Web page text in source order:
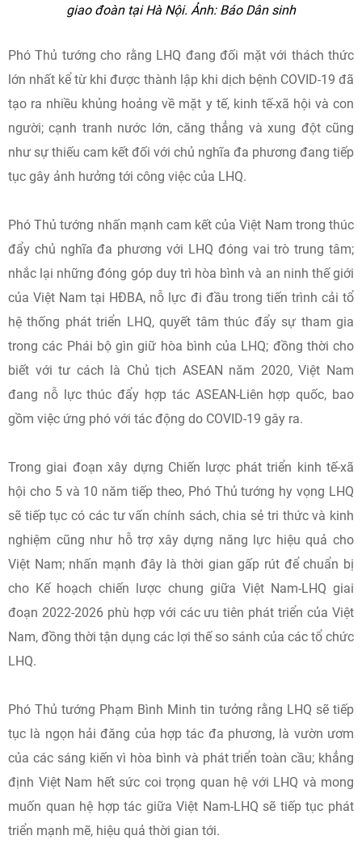
giao đoàn tại Hà Nội. Ảnh: Báo Dân sinh
Phó Thủ tướng cho rằng LHQ đang đối mặt với thách thức
lớn nhất kể từ khi được thành lập khi dịch bệnh COVID-19 đã
tạo ra nhiều khủng hoảng về mặt y tế, kinh tế-xã hội và con
người; cạnh tranh nước lớn, căng thẳng và xung đột cũng
như sự thiếu cam kết đối với chủ nghĩa đa phương đang tiếp
tục gây ảnh hưởng tới công việc của LHQ.
Phó Thủ tướng nhấn mạnh cam kết của Việt Nam trong thúc
đẩy chủ nghĩa đa phương với LHQ đóng vai trò trung tâm;
nhắc lại những đóng góp duy trì hòa bình và an ninh thế giới
của Việt Nam tại HĐBA, nỗ lực đi đầu trong tiến trình cải tổ
hệ thống phát triển LHQ, quyết tâm thúc đẩy sự tham gia
trong các Phái bộ gìn giữ hòa bình của LHQ; đồng thời cho
biết với tư cách là Chủ tịch ASEAN năm 2020, Việt Nam
đang nỗ lực thúc đẩy hợp tác ASEAN-Liên hợp quốc, bao
gồm việc ứng phó với tác động do COVID-19 gây ra.
Trong giai đoạn xây dựng Chiến lược phát triển kinh tế-xã
hội cho 5 và 10 năm tiếp theo, Phó Thủ tướng hy vọng LHQ
sẽ tiếp tục có các tư vấn chính sách, chia sẻ tri thức và kinh
nghiệm cũng như hỗ trợ xây dựng năng lực hiệu quả cho
Việt Nam; nhấn mạnh đây là thời gian gấp rút để chuẩn bị
cho Kế hoạch chiến lược chung giữa Việt Nam-LHQ giai
đoạn 2022-2026 phù hợp với các ưu tiên phát triển của Việt
Nam, đồng thời tận dụng các lợi thế so sánh của các tổ chức
LHQ.
Phó Thủ tướng Phạm Bình Minh tin tưởng rằng LHQ sẽ tiếp
tục là ngọn hải đăng của hợp tác đa phương, là vườn ươm
của các sáng kiến vì hòa bình và phát triển toàn cầu; khẳng
định Việt Nam hết sức coi trọng quan hệ với LHQ và mong
muốn quan hệ hợp tác giữa Việt Nam-LHQ sẽ tiếp tục phát
triển mạnh mẽ, hiệu quả thời gian tới.